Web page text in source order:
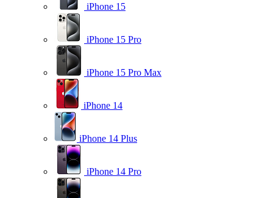
iPhone 15
iPhone 15 Pro
iPhone 15 Pro Max
iPhone 14
iPhone 14 Plus
iPhone 14 Pro